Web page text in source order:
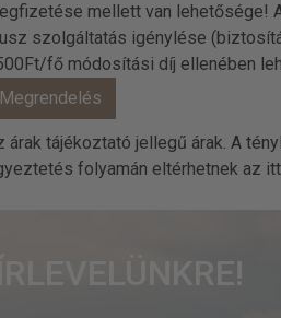
mellett van lehetősége!
szolgáltatás igénylése
fő módosítási díj ellenében
árak tájékoztató jellegű árak. A
folyamán eltérhetnek az